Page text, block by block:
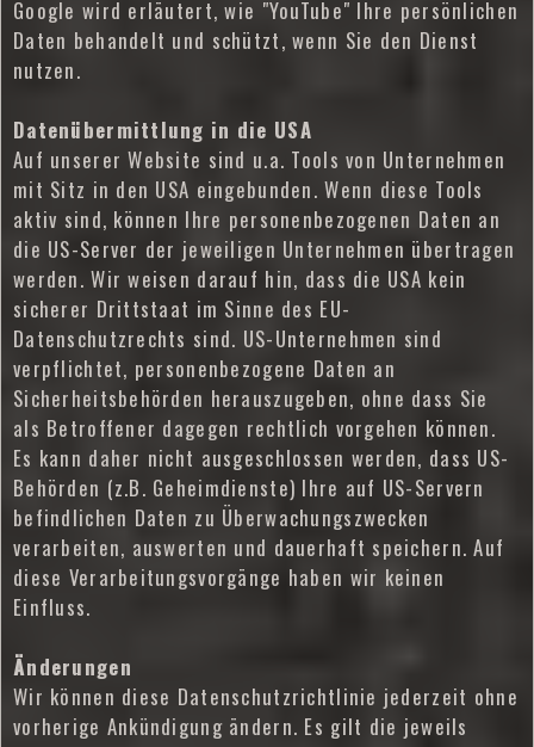
Google wird erläutert, wie "YouTube" Ihre persönlichen
Daten behandelt und schützt, wenn Sie den Dienst
nutzen.
Datenübermittlung in die USA
Auf unserer Website sind u.a. Tools von Unternehmen
mit Sitz in den USA eingebunden. Wenn diese Tools
aktiv sind, können Ihre personenbezogenen Daten an
die US-Server der jeweiligen Unternehmen übertragen
werden. Wir weisen darauf hin, dass die USA kein
sicherer Drittstaat im Sinne des EU-
Datenschutzrechts sind. US-Unternehmen sind
verpflichtet, personenbezogene Daten an
Sicherheitsbehörden herauszugeben, ohne dass Sie
als Betroffener dagegen rechtlich vorgehen können.
Es kann daher nicht ausgeschlossen werden, dass US-
Behörden (z.B. Geheimdienste) Ihre auf US-Servern
befindlichen Daten zu Überwachungszwecken
verarbeiten, auswerten und dauerhaft speichern. Auf
diese Verarbeitungsvorgänge haben wir keinen
Einfluss.
Änderungen
Wir können diese Datenschutzrichtlinie jederzeit ohne
vorherige Ankündigung ändern. Es gilt die jeweils